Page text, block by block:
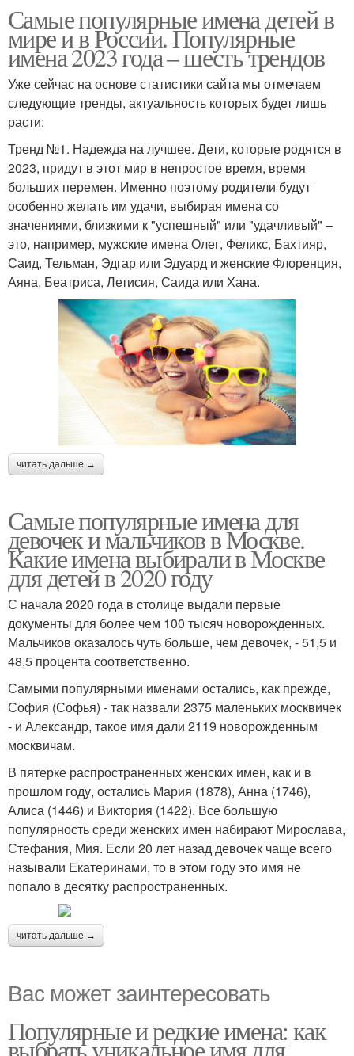
Самые популярные имена детей в
мире и в России. Популярные
имена 2023 года – шесть трендов
Уже сейчас на основе статистики сайта мы отмечаем
следующие тренды, актуальность которых будет лишь
расти:
Тренд №1. Надежда на лучшее. Дети, которые родятся в
2023, придут в этот мир в непростое время, время
больших перемен. Именно поэтому родители будут
особенно желать им удачи, выбирая имена со
значениями, близкими к "успешный" или "удачливый" –
это, например, мужские имена Олег, Феликс, Бахтияр,
Саид, Тельман, Эдгар или Эдуард и женские Флоренция,
Аяна, Беатриса, Летисия, Саида или Хана.
читать дальше →
Самые популярные имена для
девочек и мальчиков в Москве.
Какие имена выбирали в Москве
для детей в 2020 году
С начала 2020 года в столице выдали первые
документы для более чем 100 тысяч новорожденных.
Мальчиков оказалось чуть больше, чем девочек, - 51,5 и
48,5 процента соответственно.
Самыми популярными именами остались, как прежде,
София (Софья) - так назвали 2375 маленьких москвичек
- и Александр, такое имя дали 2119 новорожденным
москвичам.
В пятерке распространенных женских имен, как и в
прошлом году, остались Мария (1878), Анна (1746),
Алиса (1446) и Виктория (1422). Все большую
популярность среди женских имен набирают Мирослава,
Стефания, Мия. Если 20 лет назад девочек чаще всего
называли Екатеринами, то в этом году это имя не
попало в десятку распространенных.
читать дальше →
Вас может заинтересовать
Популярные и редкие имена: как